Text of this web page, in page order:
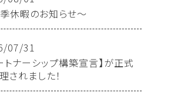
休暇のお知らせ～
07/31
トナーシップ構築宣言】が正式
されました！